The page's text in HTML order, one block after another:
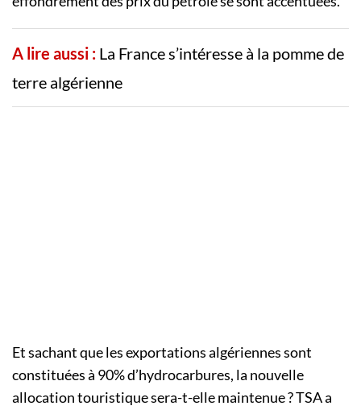
A lire aussi : La France s’intéresse à la pomme de
terre algérienne
Et sachant que les exportations algériennes sont
constituées à 90% d’hydrocarbures, la nouvelle
allocation touristique sera-t-elle maintenue ? TSA a